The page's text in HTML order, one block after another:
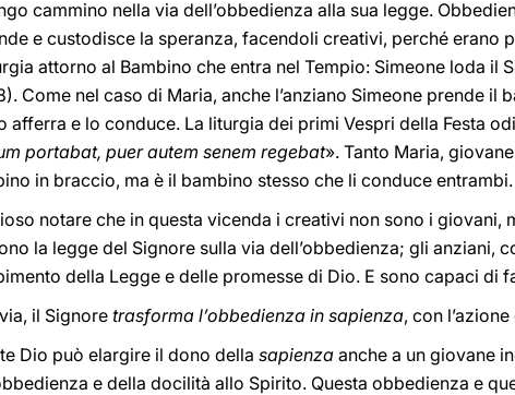
cammino nella via dell’obbedienza alla sua legge.
e custodisce la speranza, facendoli creativi, perché erano
attorno al Bambino che entra nel Tempio: Simeone loda il
Come nel caso di Maria, anche l’anziano Simeone prende il
afferra e lo conduce. La liturgia dei primi Vespri della Festa
portabat, puer autem senem regebat». Tanto Maria,
in braccio, ma è il bambino stesso che li conduce entrambi.
notare che in questa vicenda i creativi non sono i giovani,
la legge del Signore sulla via dell’obbedienza; gli anziani,
della Legge e delle promesse di Dio. E sono capaci di
il Signoretrasforma l’obbedienza in sapienza, con
Dio può elargire il dono della sapienza anche a un giovane
e della docilità allo Spirito. Questa obbedienza e